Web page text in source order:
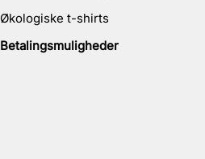
Økologiske t-shirts
Betalingsmuligheder